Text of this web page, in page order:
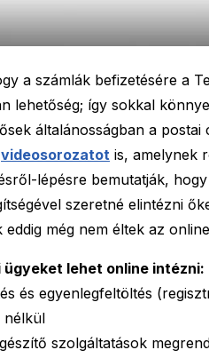
a számlák befizetésére a
lehetőség; így sokkal
általánosságban a postai
videosorozatot is, amelynek
lépésre bemutatják,
szeretné elintézni
még nem éltek az
lehet online intézni:
és egyenlegfeltöltés
nélkül
szolgáltatások